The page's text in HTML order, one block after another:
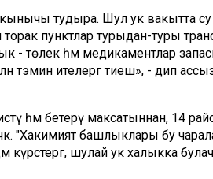
тудыра. Шул ук вакытта
пунктлар турыдан-туры
төлек һәм медикаментлар
тәэмин ителергә тиеш», - дип
һәм бетерү максатыннан, 14
"Хакимият башлыклары бу
күрсәтергә, шулай ук халыкка